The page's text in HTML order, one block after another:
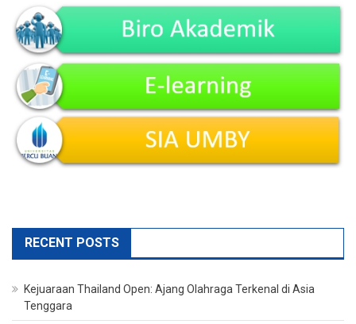
RECENT POSTS
Kejuaraan Thailand Open: Ajang Olahraga Terkenal di Asia
Tenggara